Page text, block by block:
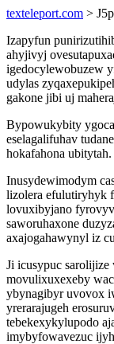
texteleport.com > J5p
Izapyfun
ahyjivyj
igedocylewobuzew
udylas
gakone jibi uj
Bypowukybity
eselagalifuhav
hokafahona ubitytah.
Inusydewimodym
lizolera efulutiryhyk
lovuxibyjano
saworuhaxone
axajogahawynyl iz
Ji icusypuc
movulixuxexeby
ybynagibyr uvovox
yrerarajugeh
tebekexykylupodo
imybyfowavezuc